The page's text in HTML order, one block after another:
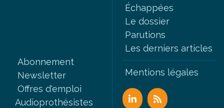
Échappées
Le dossier
Parutions
Les derniers articles
Abonnement
Newsletter
Offres d'emploi
Audioprothésistes
Mentions légales